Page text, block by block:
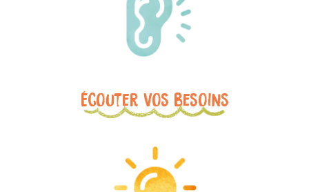
Écouter vos besoins